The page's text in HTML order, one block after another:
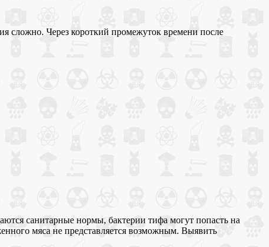
сложно. Через короткий промежуток времени после
санитарные нормы, бактерии тифа могут попасть на
мяса не представляется возможным. Выявить